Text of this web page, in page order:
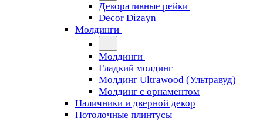
Декоративные рейки
Decor Dizayn
Молдинги
Молдинги
Гладкий молдинг
Молдинг Ultrawood (Ультравуд)
Молдинг с орнаментом
Наличники и дверной декор
Потолочные плинтусы